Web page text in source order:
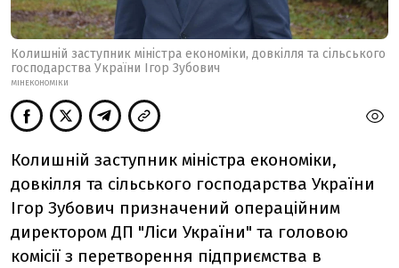
Колишній заступник міністра економіки, довкілля та сільського
господарства України Ігор Зубович
МІНЕКОНОМІКИ
Колишній заступник міністра економіки,
довкілля та сільського господарства України
Ігор Зубович призначений операційним
директором ДП "Ліси України" та головою
комісії з перетворення підприємства в